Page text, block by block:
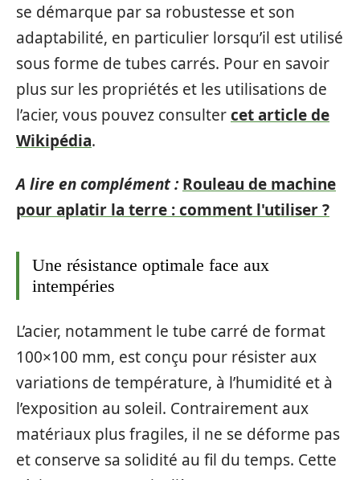
se démarque par sa robustesse et son
adaptabilité, en particulier lorsqu’il est utilisé
sous forme de tubes carrés. Pour en savoir
plus sur les propriétés et les utilisations de
l’acier, vous pouvez consultercet article de
Wikipédia.
A lire en complément : Rouleau de machine
pour aplatir la terre : comment l'utiliser ?
Une résistance optimale face aux
intempéries
L’acier, notamment le tube carré de format
100×100 mm, est conçu pour résister aux
variations de température, à l’humidité et à
l’exposition au soleil. Contrairement aux
matériaux plus fragiles, il ne se déforme pas
et conserve sa solidité au fil du temps. Cette